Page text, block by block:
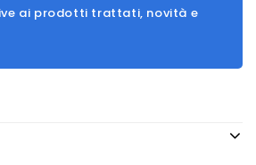
ai prodotti trattati, novità e